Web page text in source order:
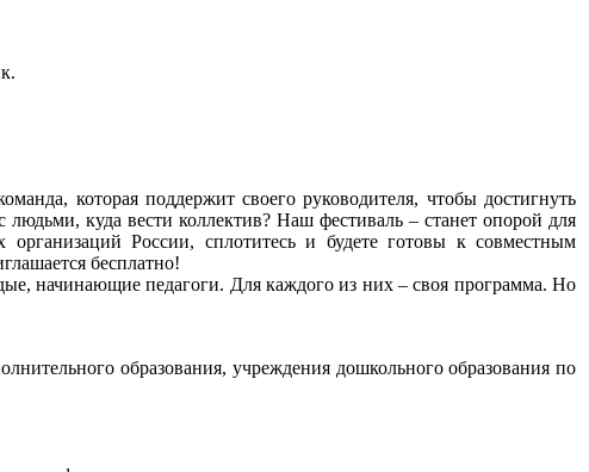
которая поддержит своего руководителя, чтобы достигнуть
куда вести коллектив? Наш фестиваль – станет опорой для
России, сплотитесь и будете готовы к совместным
бесплатно!
начинающие педагоги. Для каждого из них – своя программа. Но
образования, учреждения дошкольного образования по